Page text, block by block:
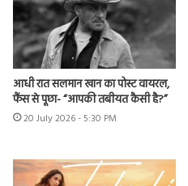
आधी रात सलमान खान का पोस्ट वायरल,
फैंस से पूछा- “आपकी तबीयत कैसी है?”
20 July 2026 - 5:30 PM